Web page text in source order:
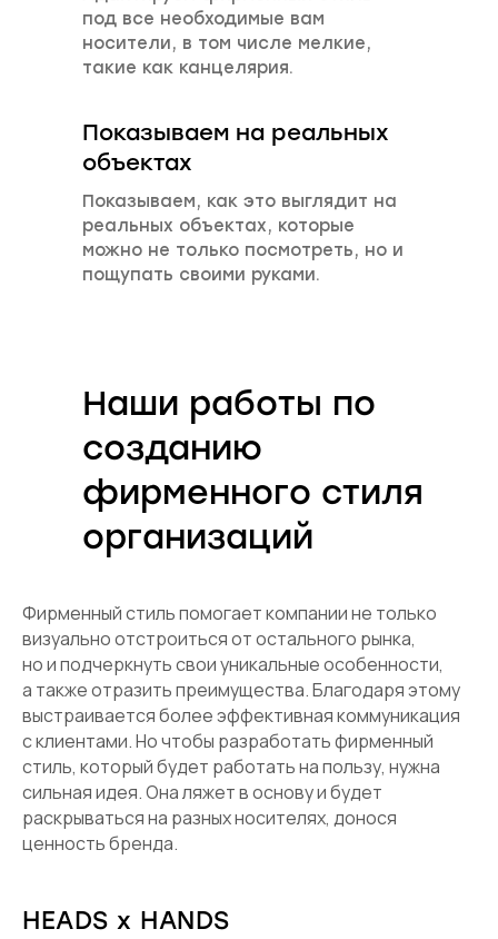
Показываем, как это выглядит на
реальных объектах, которые
можно не только посмотреть, но и
пощупать своими руками.
под все необходимые вам
носители, в том числе мелкие,
такие как канцелярия.
Показываем на реальных
объектах
Наши работы по
созданию
фирменного стиля
организаций
Фирменный стиль помогает компании не только
визуально отстроиться от остального рынка,
но и подчеркнуть свои уникальные особенности,
а также отразить преимущества. Благодаря этому
выстраивается более эффективная коммуникация
с клиентами. Но чтобы разработать фирменный
стиль, который будет работать на пользу, нужна
сильная идея. Она ляжет в основу и будет
раскрываться на разных носителях, донося
ценность бренда.
HEADS x HANDS